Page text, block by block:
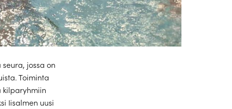
jossa on
Toiminta
kilparyhmiin
Iisalmen uusi